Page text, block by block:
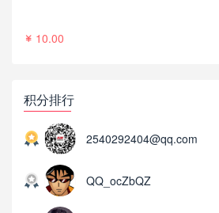
10.00
积分排行
2540292404@qq.com
QQ_ocZbQZ